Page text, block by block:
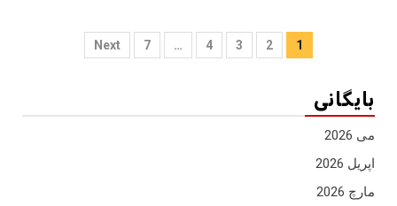
صفحه
1
2
3
4
…
7
Next
بایگانی
می 2026
اپریل 2026
مارچ 2026